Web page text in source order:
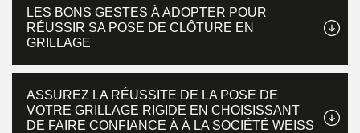
LES BONS GESTES À ADOPTER POUR
RÉUSSIR SA POSE DE CLÔTURE EN
GRILLAGE
ASSUREZ LA RÉUSSITE DE LA POSE DE
VOTRE GRILLAGE RIGIDE EN CHOISISSANT
DE FAIRE CONFIANCE À À LA SOCIÉTÉ WEISS